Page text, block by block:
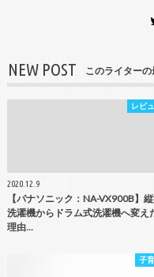
NEW POST このライター
レビ
2020.12.9
【パナソニック：NA-VX900B】
洗濯機からドラム式洗濯機へ変え
理由…
子